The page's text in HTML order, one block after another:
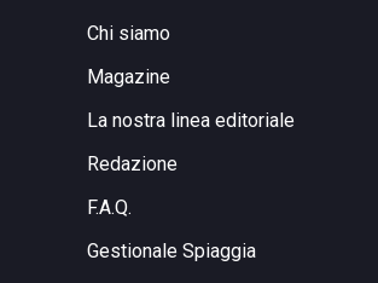
Chi siamo
Magazine
La nostra linea editoriale
Redazione
F.A.Q.
Gestionale Spiaggia